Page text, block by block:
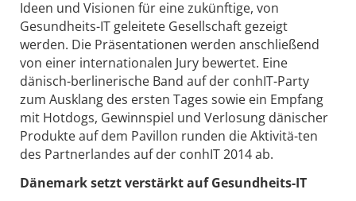
Ideen und Visionen für eine zukünftige, von
Gesundheits-IT geleitete Gesellschaft gezeigt
werden. Die Präsentationen werden anschließend
von einer internationalen Jury bewertet. Eine
dänisch-berlinerische Band auf der conhIT-Party
zum Ausklang des ersten Tages sowie ein Empfang
mit Hotdogs, Gewinnspiel und Verlosung dänischer
Produkte auf dem Pavillon runden die Aktivitä-ten
des Partnerlandes auf der conhIT 2014 ab.
Dänemark setzt verstärkt auf Gesundheits-IT